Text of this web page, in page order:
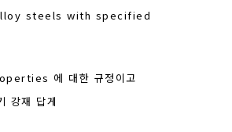
steels with specified
에 대한 규정이고
강재 답게